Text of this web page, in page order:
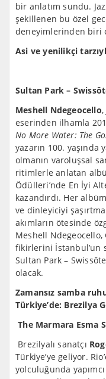
bir anlatım sundu.
şekillenen bu özel
deneyimlerinden biri
Asi ve yenilikçi
Sultan Park –
Meshell Ndegeocello,
eserinden ilhamla
No More Water: The
yazarın 100. yaşında
olmanın varoluşsal
ritimlerle anlatan
Ödülleri’nde En İyi
kazandırdı. Her
ve dinleyiciyi
akımların ötesinde
Meshell Ndegeocello,
fikirlerini İstanbul’un
Sultan Park –
olacak.
Zamansız samba
Türkiye’de: Brezilya
The Marmara Esma
Brezilyalı sanatçı
Türkiye’ye geliyor.
yolculuğunda